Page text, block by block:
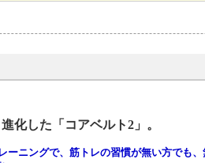
化した「コアベルト2」。
ニングで、筋トレの習慣が無い方でも、